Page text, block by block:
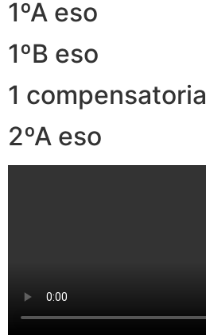
1ºA eso
1ºB eso
1 compensatoria
2ºA eso